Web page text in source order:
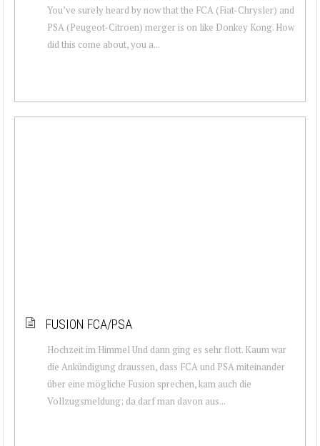
You’ve surely heard by now that the FCA (Fiat-Chrysler) and
PSA (Peugeot-Citroen) merger is on like Donkey Kong. How
did this come about, you a...
FUSION FCA/PSA
Hochzeit im Himmel Und dann ging es sehr flott. Kaum war
die Ankündigung draussen, dass FCA und PSA miteinander
über eine mögliche Fusion sprechen, kam auch die
Vollzugsmeldung; da darf man davon aus...